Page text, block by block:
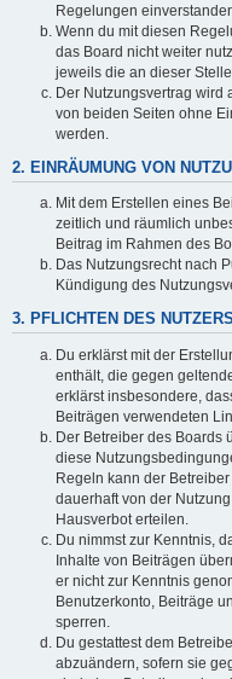
Regelungen
Wenn du mit diesen
das Board nicht weiter
jeweils die an dieser
Der Nutzungsvertrag wird
von beiden Seiten ohne
werden.
2. EINRÄUMUNG VON
Mit dem Erstellen eines
zeitlich und räumlich
Beitrag im Rahmen des
Das Nutzungsrecht nach
Kündigung des
3. PFLICHTEN DES NUTZERS
Du erklärst mit der
enthält, die gegen
erklärst insbesondere,
Beiträgen verwendeten
Der Betreiber des Boards
diese
Regeln kann der
dauerhaft von der
Hausverbot erteilen.
Du nimmst zur Kenntnis,
Inhalte von Beiträgen
er nicht zur Kenntnis
Benutzerkonto, Beiträge
sperren.
Du gestattest dem
abzuändern, sofern sie